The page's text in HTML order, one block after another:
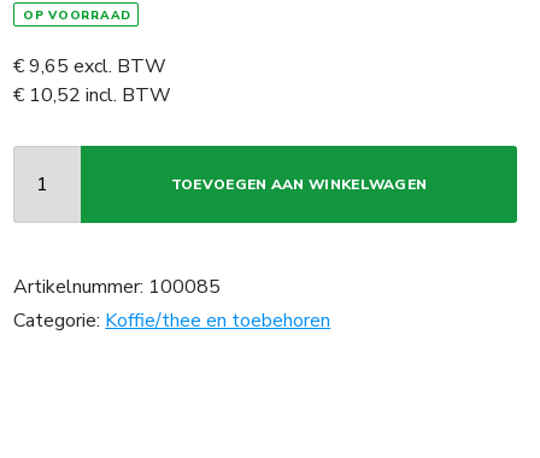
OP VOORRAAD
€9,65 excl. BTW
€ 10,52 incl. BTW
TOEVOEGEN AAN WINKELWAGEN
Artikelnummer: 100085
Categorie: Koffie/thee en toebehoren